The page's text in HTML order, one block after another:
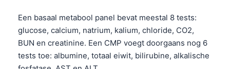
Een basaal metabool panel bevat meestal 8 tests:
glucose, calcium, natrium, kalium, chloride, CO2,
BUN en creatinine. Een CMP voegt doorgaans nog 6
tests toe: albumine, totaal eiwit, bilirubine, alkalische